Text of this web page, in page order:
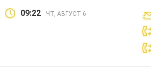
09:22 ЧТ, АВГУСТ 6